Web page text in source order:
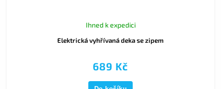
Elektrická vyhřívaná deka se zipem
Ihned k expedici
689 Kč